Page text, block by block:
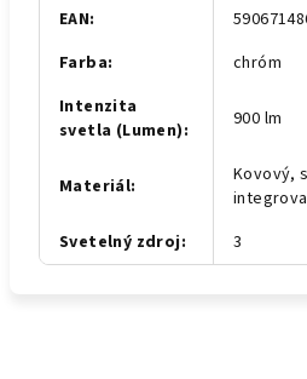
EAN:
Farba:
chróm
Intenzita
svetla (Lumen): 900 lm
Materiál:
Kovový,
Svetelný zdroj: 3